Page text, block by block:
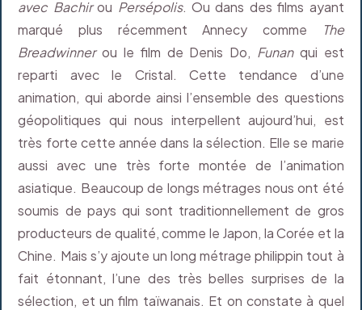
avec Bachirou Persépolis. Ou dans des films ayant
marqué plus récemment Annecy comme
The
Breadwinnerou le film de Denis Do, Funanqui est
reparti avec le Cristal. Cette tendance d’une
animation, qui aborde ainsi l’ensemble des questions
géopolitiques qui nous interpellent aujourd’hui, est
très forte cette année dans la sélection. Elle se marie
aussi avec une très forte montée de l’animation
asiatique. Beaucoup de longs métrages nous ont été
soumis de pays qui sont traditionnellement de gros
producteurs de qualité, comme le Japon, la Corée et la
Chine. Mais s’y ajoute un long métrage philippin tout à
fait étonnant, l’une des très belles surprises de la
sélection, et un film taïwanais. Et on constate à quel